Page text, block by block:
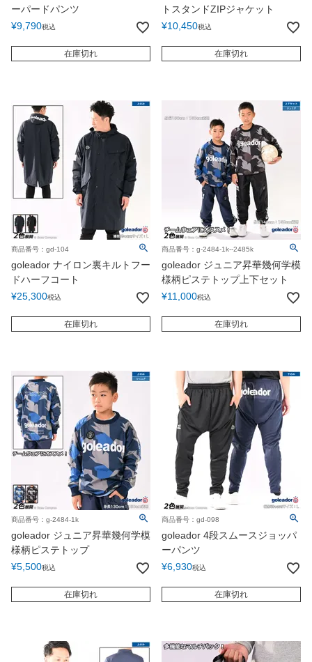
ーパードパンツ
¥9,790税込
在庫切れ
トスタンドZIPジャケット
¥10,450税込
在庫切れ
商品番号：gd-104
goleador ナイロン裏キルトフー
ドハーフコート
¥25,300税込
在庫切れ
商品番号：g-2484-1k--2485k
goleador ジュニア昇華幾何学模
様柄ピステトップ上下セット
¥11,000税込
在庫切れ
商品番号：g-2484-1k
goleador ジュニア昇華幾何学模
様柄ピステトップ
¥5,500税込
在庫切れ
商品番号：gd-098
goleador 4段スムースジョッパ
ーパンツ
¥6,930税込
在庫切れ